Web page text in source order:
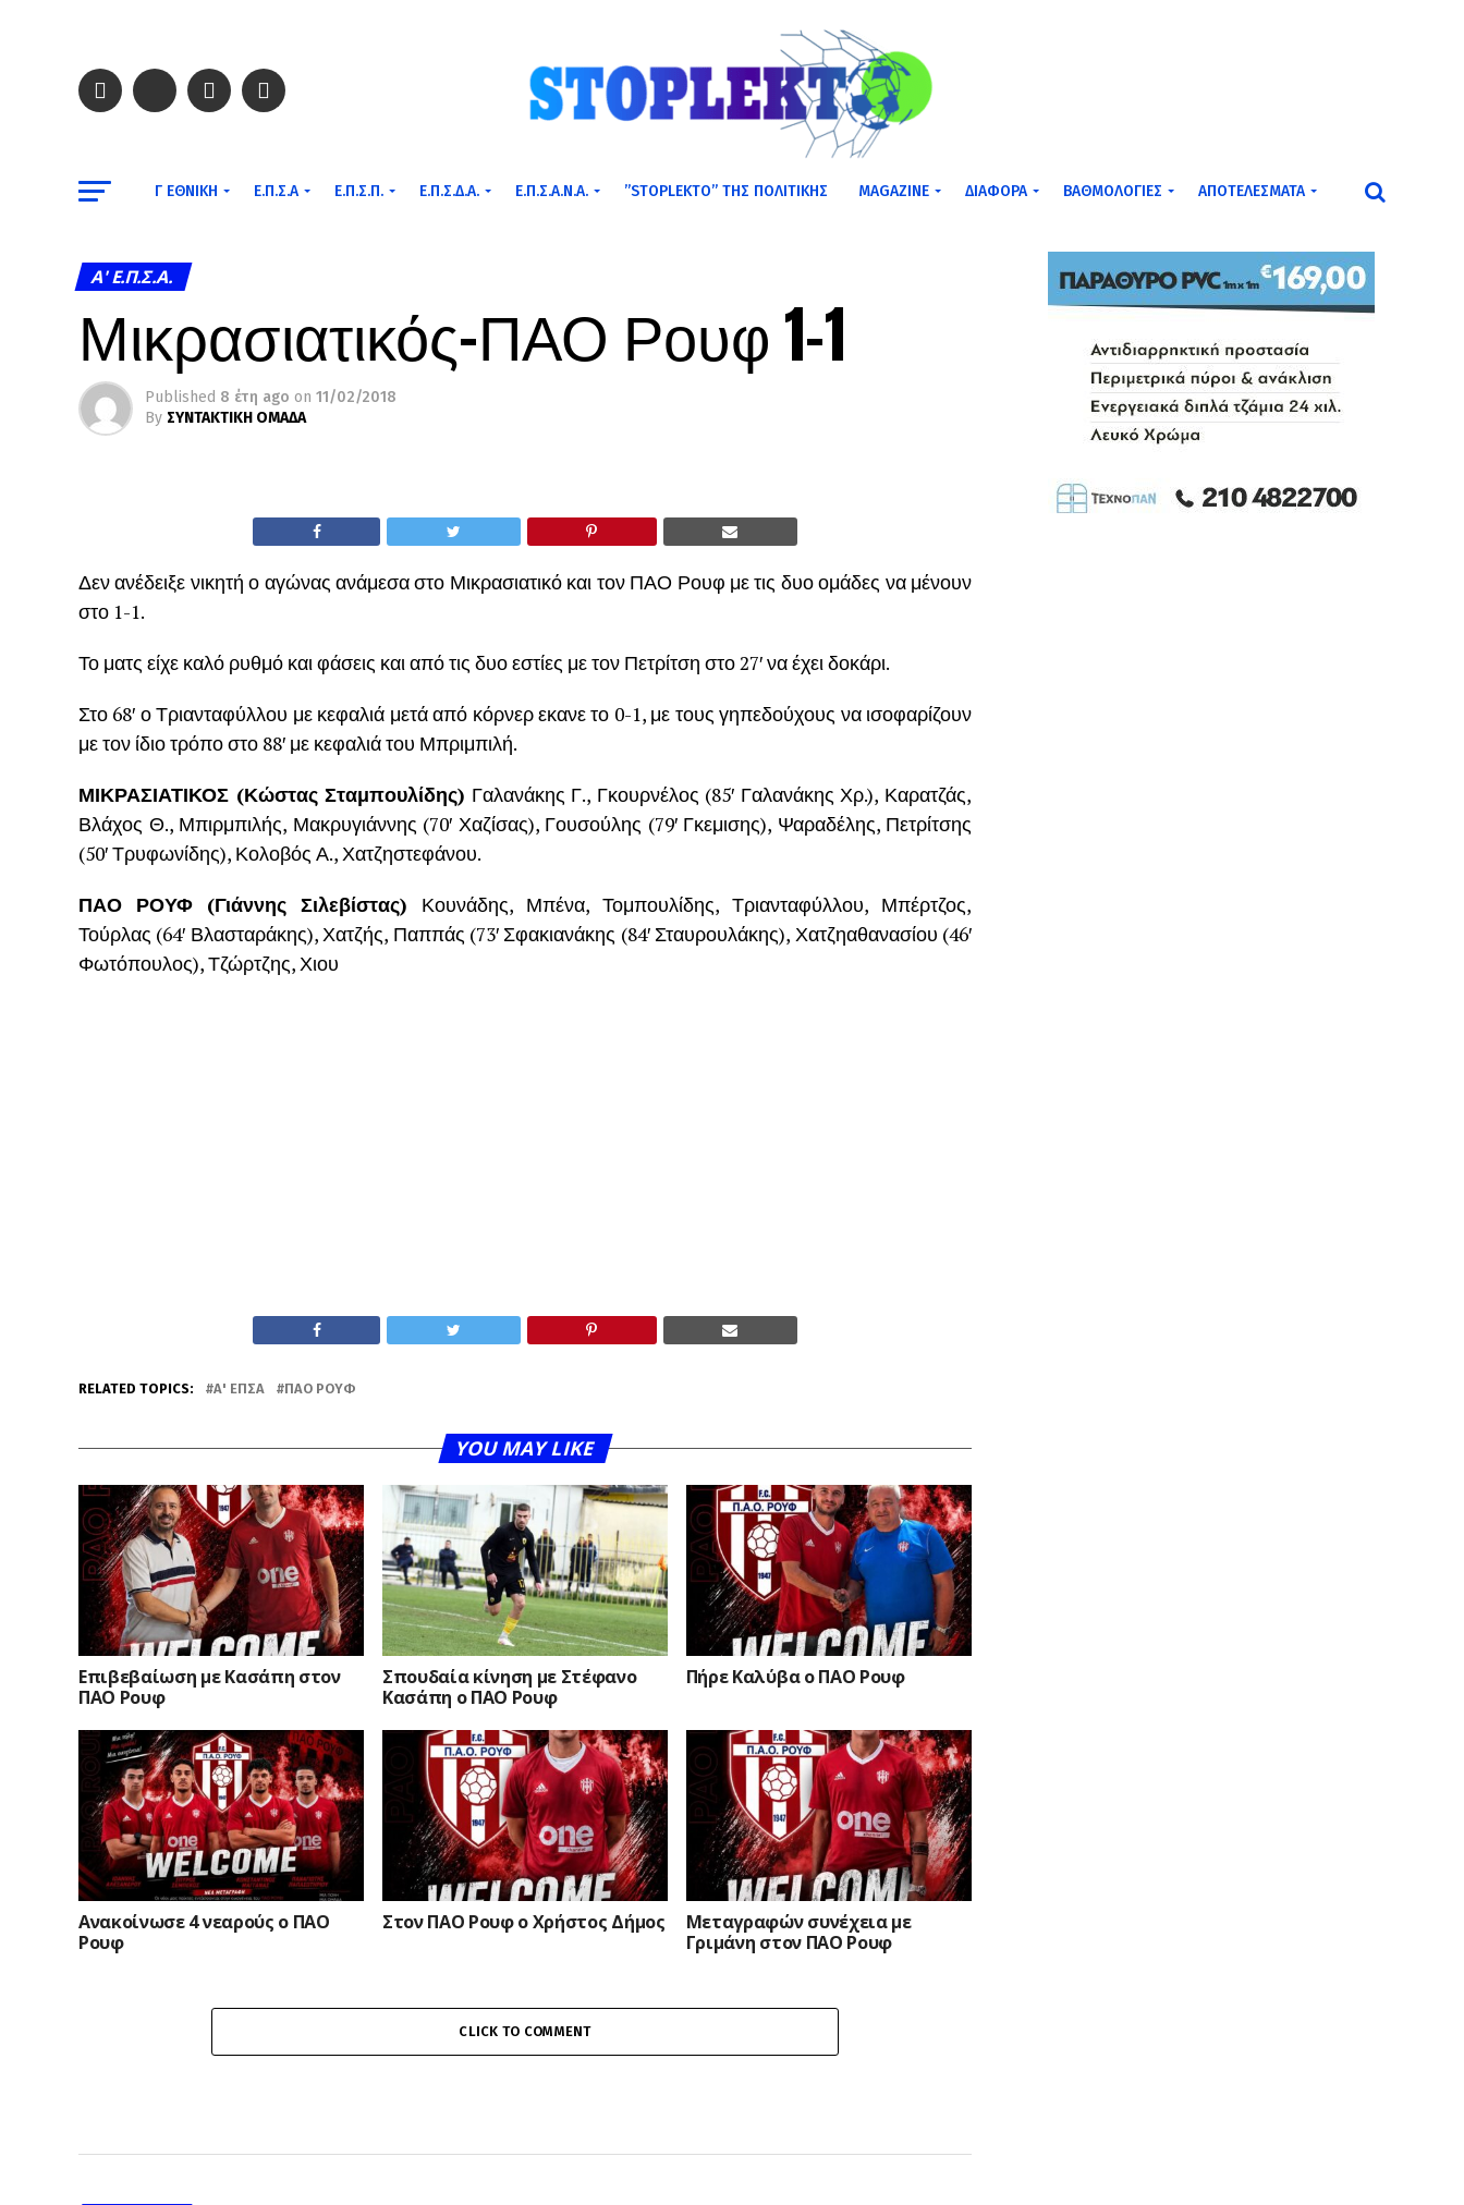
Γ ΕΘΝΙΚΉ Ε.Π.Σ.Α Ε.Π.Σ.Π. Ε.Π.Σ.Δ.Α. Ε.Π.Σ.Α.Ν.Α. ”STOPLEKTO” ΤΗΣ ΠΟΛΙΤΙΚΗΣ MAGAZINE ΔΙΆΦΟΡΑ ΒΑΘΜΟΛΟΓΊΕΣ ΑΠΟΤΕΛΈΣΜΑΤΑ
A' Ε.Π.Σ.Α.
Μικρασιατικός-ΠΑΟ Ρουφ 1-1
Published 8 έτη ago on 11/02/2018
By ΣΥΝΤΑΚΤΙΚΗ ΟΜΑΔΑ
Δεν ανέδειξε νικητή ο αγώνας ανάμεσα στο Μικρασιατικό και τον ΠΑΟ Ρουφ με τις δυο ομάδες να μένουν
στο 1-1.
Το ματς είχε καλό ρυθμό και φάσεις και από τις δυο εστίες με τον Πετρίτση στο 27′ να έχει δοκάρι.
Στο 68′ ο Τριανταφύλλου με κεφαλιά μετά από κόρνερ εκανε το 0-1, με τους γηπεδούχους να ισοφαρίζουν
με τον ίδιο τρόπο στο 88′ με κεφαλιά του Μπριμπιλή.
ΜΙΚΡΑΣΙΑΤΙΚΟΣ (Κώστας Σταμπουλίδης) Γαλανάκης Γ., Γκουρνέλος (85′ Γαλανάκης Χρ.), Καρατζάς,
Βλάχος Θ., Μπιρμπιλής, Μακρυγιάννης (70′ Χαζίσας), Γουσούλης (79′ Γκεμισης), Ψαραδέλης, Πετρίτσης
(50′ Τρυφωνίδης), Κολοβός Α., Χατζηστεφάνου.
ΠΑΟ ΡΟΥΦ (Γιάννης Σιλεβίστας) Κουνάδης, Μπένα, Τομπουλίδης, Τριανταφύλλου, Μπέρτζος,
Τούρλας (64′ Βλασταράκης), Χατζής, Παππάς (73′ Σφακιανάκης (84′ Σταυρουλάκης), Χατζηαθανασίου (46′
Φωτόπουλος), Τζώρτζης, Χιου
RELATED TOPICS: Α' ΕΠΣΑ ΠΑΟ ΡΟΥΦ
YOU MAY LIKE
Επιβεβαίωση με Κασάπη στον
ΠΑΟ Ρουφ
Σπουδαία κίνηση με Στέφανο
Κασάπη ο ΠΑΟ Ρουφ
Πήρε Καλύβα ο ΠΑΟ Ρουφ
Ανακοίνωσε 4 νεαρούς ο ΠΑΟ
Ρουφ
Στον ΠΑΟ Ρουφ ο Χρήστος Δήμος
Μεταγραφών συνέχεια με
Γριμάνη στον ΠΑΟ Ρουφ
CLICK TO COMMENT